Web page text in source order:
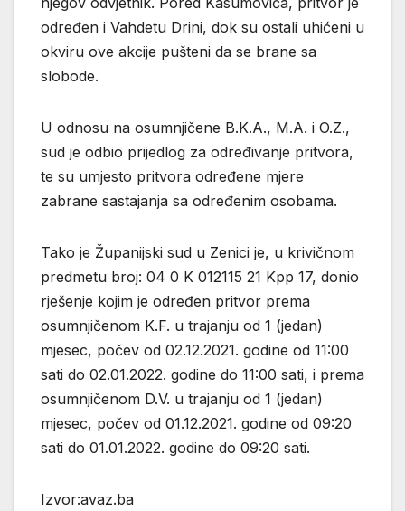
određen i Vahdetu Drini, dok su ostali uhićeni u
okviru ove akcije pušteni da se brane sa
slobode.
U odnosu na osumnjičene B.K.A., M.A. i O.Z.,
sud je odbio prijedlog za određivanje pritvora,
te su umjesto pritvora određene mjere
zabrane sastajanja sa određenim osobama.
Tako je Županijski sud u Zenici je, u krivičnom
predmetu broj: 04 0 K 012115 21 Kpp 17, donio
rješenje kojim je određen pritvor prema
osumnjičenom K.F. u trajanju od 1 (jedan)
mjesec, počev od 02.12.2021. godine od 11:00
sati do 02.01.2022. godine do 11:00 sati, i prema
osumnjičenom D.V. u trajanju od 1 (jedan)
mjesec, počev od 01.12.2021. godine od 09:20
sati do 01.01.2022. godine do 09:20 sati.
Izvor:avaz.ba